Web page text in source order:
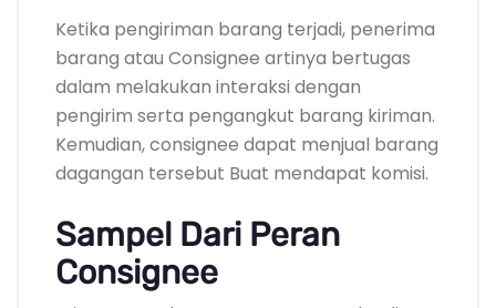
Ketika pengiriman barang terjadi, penerima
barang atau Consignee artinya bertugas
dalam melakukan interaksi dengan
pengirim serta pengangkut barang kiriman.
Kemudian, consignee dapat menjual barang
dagangan tersebut Buat mendapat komisi.
Sampel Dari Peran
Consignee